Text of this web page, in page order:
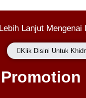
Lanjut
Klik Disini Untuk